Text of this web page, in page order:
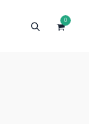
0